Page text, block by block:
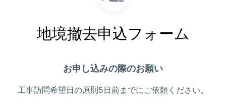
地境撤去申込フォーム
お申し込みの際のお願い
工事訪問希望日の原則5日前までにご依頼ください。